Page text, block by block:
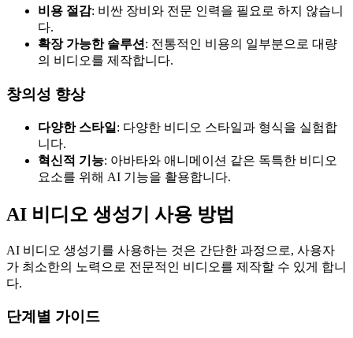
비용 절감: 비싼 장비와 전문 인력을 필요로 하지 않습니
다.
확장 가능한 솔루션: 전통적인 비용의 일부분으로 대량
의 비디오를 제작합니다.
창의성 향상
다양한 스타일 : 다양한 비디오 스타일과 형식을 실험합
니다.
혁신적 기능: 아바타와 애니메이션 같은 독특한 비디오
요소를 위해 AI 기능을 활용합니다.
AI 비디오 생성기 사용 방법
AI 비디오 생성기를 사용하는 것은 간단한 과정으로, 사용자
가 최소한의 노력으로 전문적인 비디오를 제작할 수 있게 합니
다.
단계별 가이드